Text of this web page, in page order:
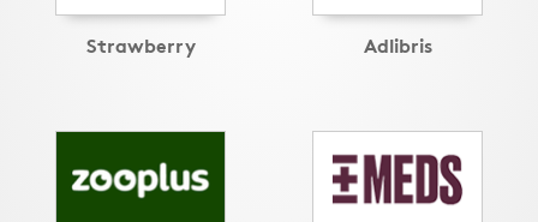
Strawberry Adlibris